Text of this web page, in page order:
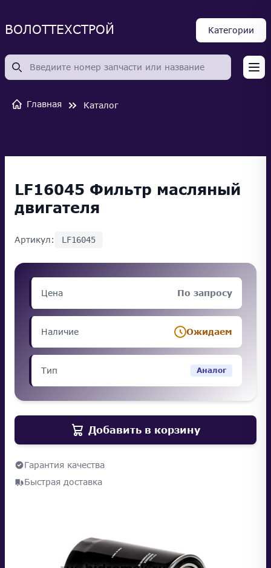
ВОЛОТТЕХСТРОЙ Категории
Главная Каталог
LF16045 Фильтр масляный
двигателя
Артикул: LF16045
Цена По запросу
Наличие Ожидаем
Тип Аналог
Добавить в корзину
Гарантия качества
Быстрая доставка